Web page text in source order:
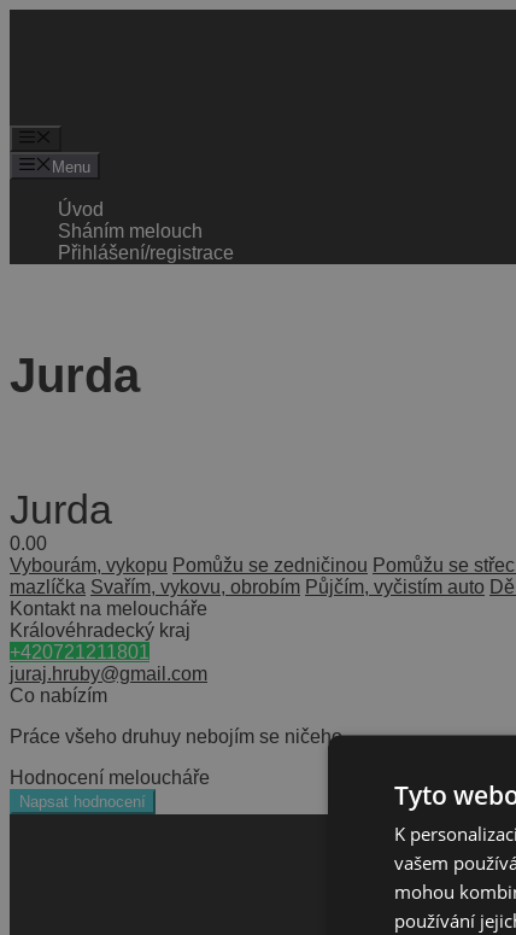
Menu
Úvod
Sháním melouch
Přihlášení/registrace
Jurda
Jurda
0.00
Vybourám, vykopu Pomůžu se zedničinou Pomůžu se
mazlíčka Svařím, vykovu, obrobím Půjčím, vyčistím auto
Kontakt na meloucháře
Královéhradecký kraj
+420721211801
juraj.hruby@gmail.com
Co nabízím
Práce všeho druhuy nebojím se ničeho.
Hodnocení meloucháře
Napsat hodnocení Tyto
K
vašem
mohou
používání